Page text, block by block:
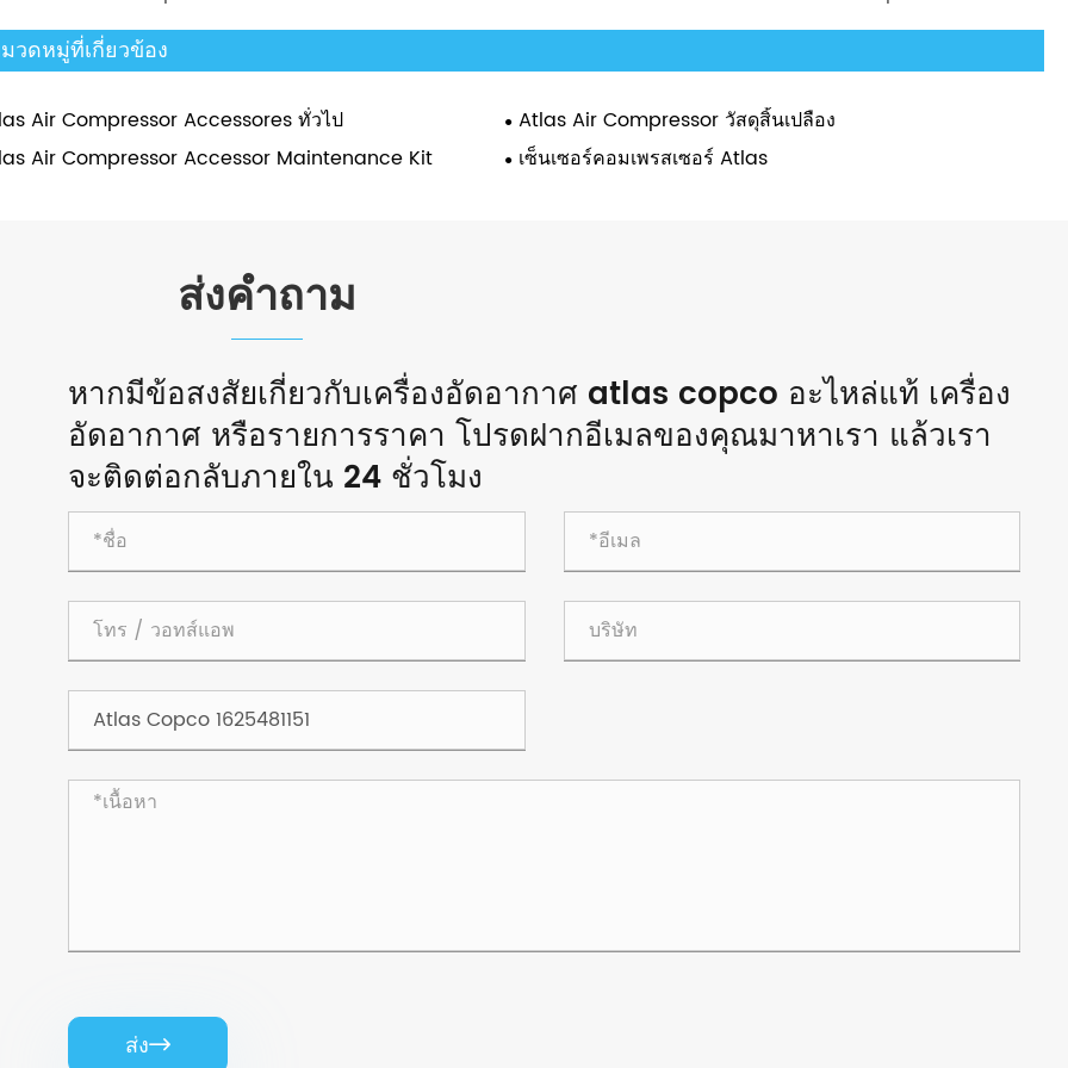
วดหมู่ที่เกี่ยวข้อง
Air Compressor Accessores ทั่วไป
Atlas Air Compressor วัสดุสิ้นเปลือง
Air Compressor Accessor Maintenance Kit
เซ็นเซอร์คอมเพรสเซอร์ Atlas
ส่งคำถาม
หากมีข้อสงสัยเกี่ยวกับเครื่องอัดอากาศ atlas copco อะไหล่แท้ เครื่อง
อัดอากาศ หรือรายการราคา โปรดฝากอีเมลของคุณมาหาเรา แล้วเรา
จะติดต่อกลับภายใน 24 ชั่วโมง
ส่ง